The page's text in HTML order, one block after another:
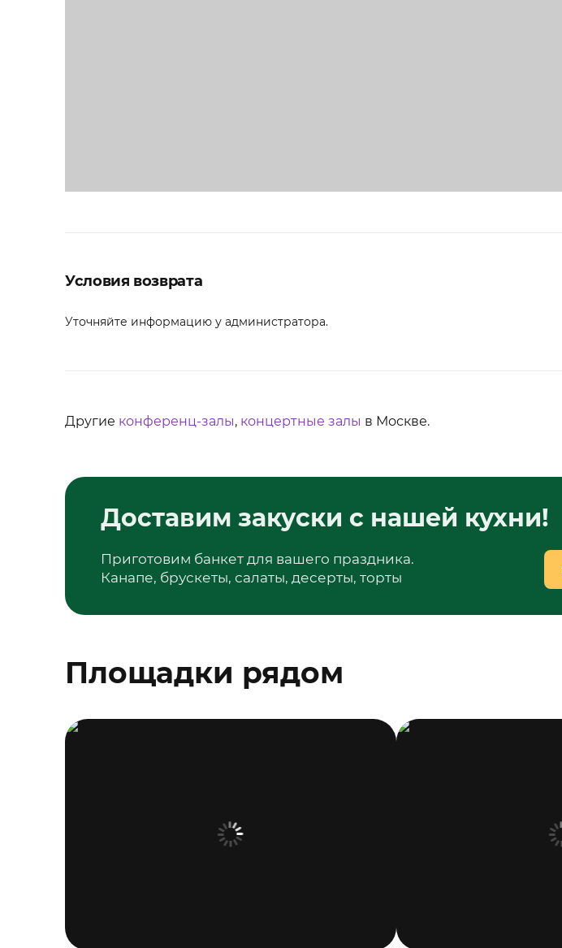
Условия возврата
Уточняйте информацию у администратора.
Другие конференц-залы, концертные залы в Москве.
Доставим закуски с нашей кухни!
Приготовим банкет для вашего праздника.
Канапе, брускеты, салаты, десерты, торты
Площадки рядом